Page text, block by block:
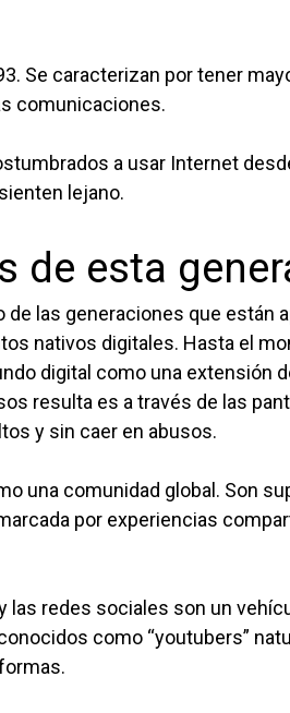
Se caracterizan por tener
comunicaciones.
a usar Internet
lejano.
de esta
de las generaciones que están
nativos digitales. Hasta el
digital como una extensión
resulta es a través de las
y sin caer en abusos.
una comunidad global. Son
por experiencias
las redes sociales son un
como “youtubers”